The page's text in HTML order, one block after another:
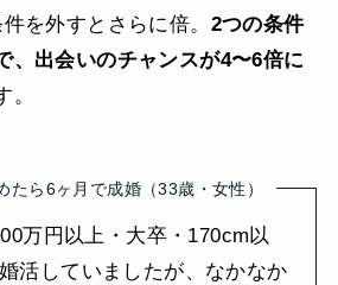
を外すとさらに倍。 2つの条件
、出会いのチャンスが4〜6倍に
。
たら6ヶ月で成婚（33歳・女性）
万円以上・大卒・170cm以
活していましたが、なかなか